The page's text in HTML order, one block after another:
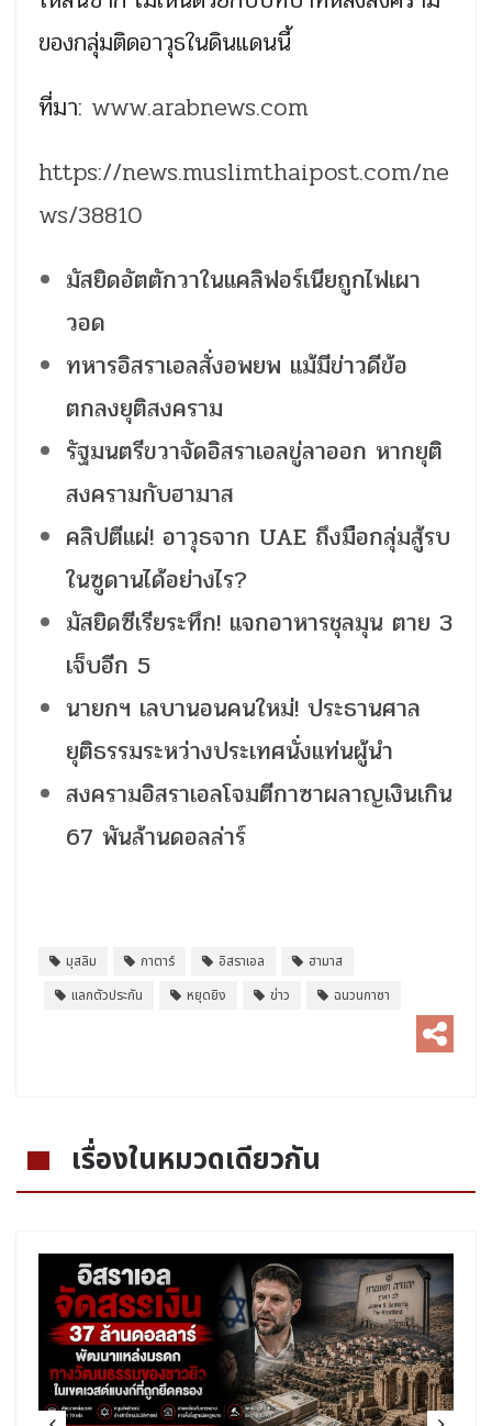
ของกลุ่มติดอาวุธในดินแดนนี้
ที่มา: www.arabnews.com
https://news.muslimthaipost.com/ne
ws/38810
มัสยิดอัตตักวาในแคลิฟอร์เนียถูกไฟเผา
วอด
ทหารอิสราเอลสั่งอพยพ แม้มีข่าวดีข้อ
ตกลงยุติสงคราม
รัฐมนตรีขวาจัดอิสราเอลขู่ลาออก หากยุติ
สงครามกับฮามาส
คลิปตีแผ่! อาวุธจาก UAE ถึงมือกลุ่มสู้รบ
ในซูดานได้อย่างไร?
มัสยิดซีเรียระทึก! แจกอาหารชุลมุน ตาย 3
เจ็บอีก 5
นายกฯ เลบานอนคนใหม่! ประธานศาล
ยุติธรรมระหว่างประเทศนั่งแท่นผู้นำ
สงครามอิสราเอลโจมตีกาซาผลาญเงินเกิน
67 พันล้านดอลล่าร์
มุสลิม กาตาร์ อิสราเอล
ฮามาส
แลกตัวประกัน
หยุดยิง ข่าว ฉนวนกาซา
เรื่องในหมวดเดียวกัน